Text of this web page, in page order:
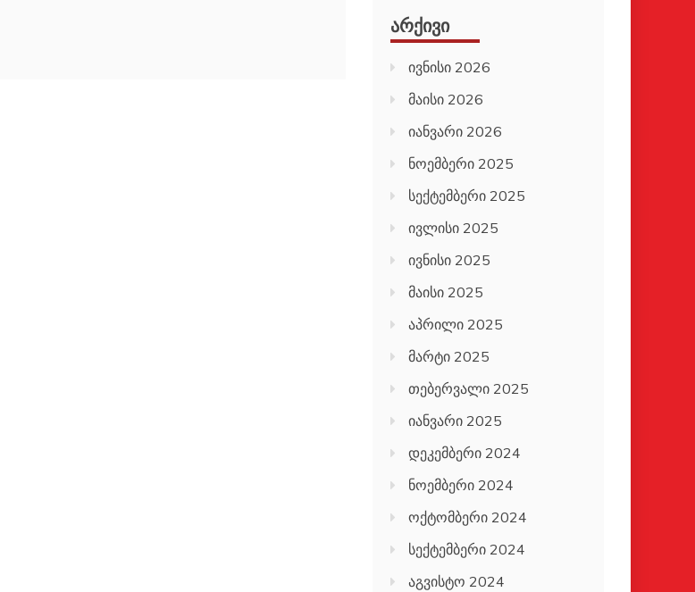
ᲐᲠᲥᲘᲕᲘ
ივნისი 2026
მაისი 2026
იანვარი 2026
ნოემბერი 2025
სექტემბერი 2025
ივლისი 2025
ივნისი 2025
მაისი 2025
აპრილი 2025
მარტი 2025
თებერვალი 2025
იანვარი 2025
დეკემბერი 2024
ნოემბერი 2024
ოქტომბერი 2024
სექტემბერი 2024
აგვისტო 2024